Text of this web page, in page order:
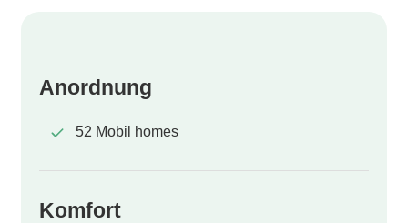
Anordnung
52 Mobil homes
Komfort